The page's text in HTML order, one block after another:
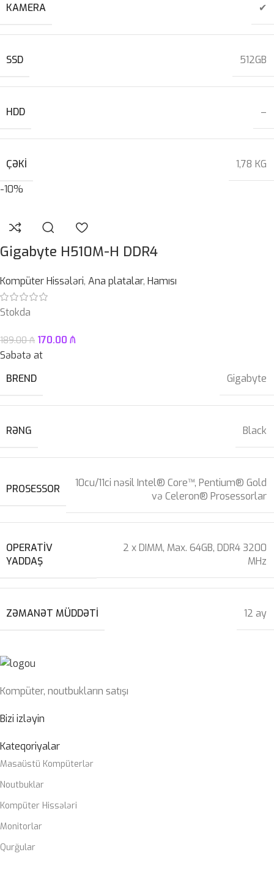
KAMERA ✔
SSD 512GB
HDD –
ÇƏKI
1,78 KG
-10%
Gigabyte H510M-H DDR4
Kompüter Hissələri, Ana platalar, Hamısı
Stokda
189.00₼ 170.00 ₼
Səbətə at
BREND
Gigabyte
RƏNG Black
PROSESSOR
10cu/11ci nəsil Intel® Core™, Pentium® Gold
və Celeron® Prosessorlar
OPERATIV
YADDAŞ
2 x DIMM, Max. 64GB, DDR4 3200
MHz
ZƏMANƏT MÜDDƏTI 12 ay
Kompüter, noutbukların satışı
Bizi izləyin
Kateqoriyalar
Masaüstü Kompüterlər
Noutbuklar
Kompüter Hissələri
Monitorlar
Qurğular